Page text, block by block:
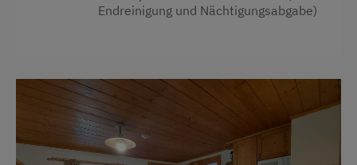
Regionale Spezialitäten
Restaurant
Vegetarische Küche
Endreinigung und Nächtigungsabgabe)